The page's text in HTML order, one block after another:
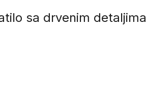
sa drvenim detaljima